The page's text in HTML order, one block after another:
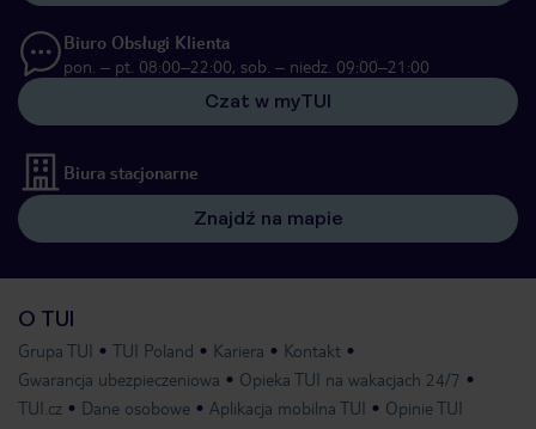
Biuro Obsługi Klienta
pon. – pt. 08:00–22:00, sob. – niedz. 09:00–21:00
Czat w myTUI
Biura stacjonarne
Znajdź na mapie
O TUI
Grupa TUI TUI Poland Kariera
Kontakt
Gwarancja ubezpieczeniowa
Opieka TUI na wakacjach 24/7
TUI.cz
Dane osobowe Aplikacja mobilna TUI Opinie TUI